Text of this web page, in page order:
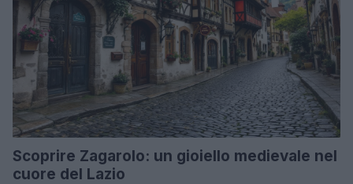
Scoprire Zagarolo: un gioiello medievale nel
cuore del Lazio